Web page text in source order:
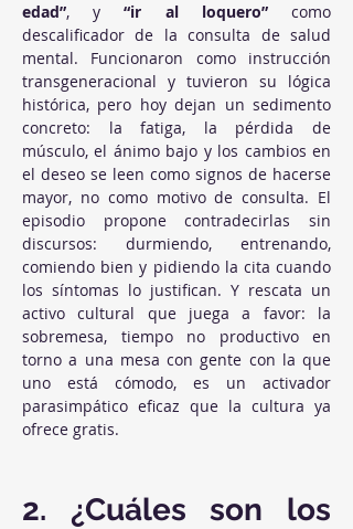
edad”, y “ir al loquero” como
descalificador de la consulta de salud
mental. Funcionaron como instrucción
transgeneracional y tuvieron su lógica
histórica, pero hoy dejan un sedimento
concreto: la fatiga, la pérdida de
músculo, el ánimo bajo y los cambios en
el deseo se leen como signos de hacerse
mayor, no como motivo de consulta. El
episodio propone contradecirlas sin
discursos: durmiendo, entrenando,
comiendo bien y pidiendo la cita cuando
los síntomas lo justifican. Y rescata un
activo cultural que juega a favor: la
sobremesa, tiempo no productivo en
torno a una mesa con gente con la que
uno está cómodo, es un activador
parasimpático eficaz que la cultura ya
ofrece gratis.
2. ¿Cuáles son los